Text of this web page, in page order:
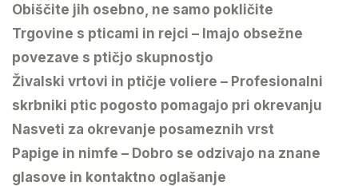
Obiščite jih osebno, ne samo pokličite
Trgovine s pticami in rejci – Imajo obsežne
povezave s ptičjo skupnostjo
Živalski vrtovi in ​​ptičje voliere – Profesionalni
skrbniki ptic pogosto pomagajo pri okrevanju
Nasveti za okrevanje posameznih vrst
Papige in nimfe – Dobro se odzivajo na znane
glasove in kontaktno oglašanje